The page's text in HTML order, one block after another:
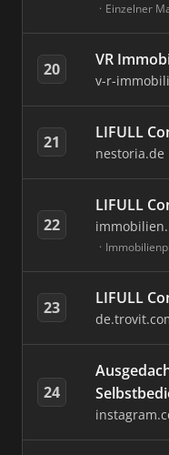
Einzelner
20 VR
v-r-
21 LIFULL
nestoria.de
22
LIFULL
23 LIFULL
24